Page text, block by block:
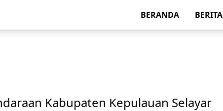
BERANDA BERITA
Kabupaten Kepulauan Selayar